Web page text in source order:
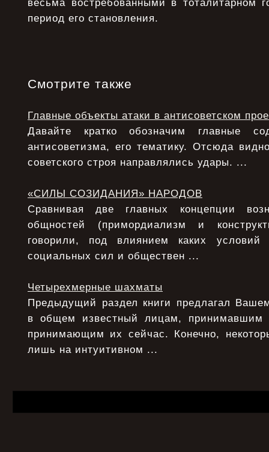
весьма востребованными в тоталитарном
период его становления.
Смотрите также
Главные объекты атаки в антисоветском
Давайте кратко обозначим главные
антисоветизма, его тематику. Отсюда
советского строя направлялись удары. ...
«СИЛЫ СОЗИДАНИЯ» НАРОДОВ
Сравнивая две главных концепции
общностей (примордиализм и
говорили, под влиянием каких
социальных сил и обществен ...
Четырехмерные шахматы
Предыдущий раздел книги предлагал
в общем известный лицам,
принимающим их сейчас. Конечно,
лишь на интуитивном ...